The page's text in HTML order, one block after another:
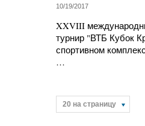
10/19/2017
XXVIII
турнир "ВТБ Кубок
спортивном
…
20 на страницу